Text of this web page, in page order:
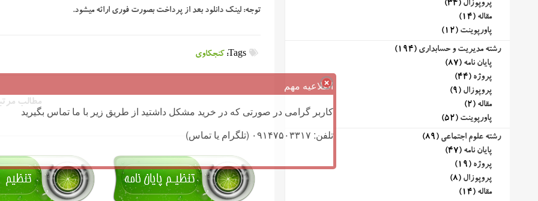
توجه: لینک دانلود بعد از پرداخت بصورت فوری ارائه میشود.
کنجکاوی
مطالب
پروپوزال (34)
مقاله (14)
پاورپوینت (12)
رشته مدیریت و حسابداری (194)
پایان نامه (87)
پروژه (44)
پروپوزال (9)
مقاله (2)
پاورپوینت (52)
رشته علوم اجتماعی (89)
پایان نامه (47)
پروژه (19)
پروپوزال (8)
مقاله (14)
اطلاعیه مهم
کاربر گرامی در صورتی که در خرید مشکل داشتید از طریق زیر با ما تماس بگیرید
تلفن: ۰۹۱۴۷۵۰۳۳۱۷ (تلگرام یا تماس)